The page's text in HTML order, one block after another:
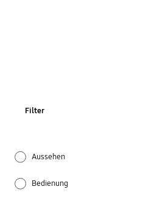
Filter
Aussehen
Bedienung